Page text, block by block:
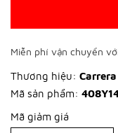
Miễn phí vận chuyển
Thương hiệu:
Mã sản phẩm:
Mã giảm giá